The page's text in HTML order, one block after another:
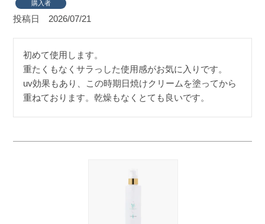
購入者
投稿日 2026/07/21
初めて使用します。
重たくもなくサラっした使用感がお気に入りです。
uv効果もあり、この時期日焼けクリームを塗ってから
重ねております。乾燥もなくとても良いです。